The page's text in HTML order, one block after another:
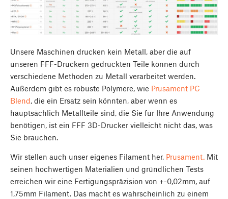
Unsere Maschinen drucken kein Metall, aber die auf
unseren FFF-Druckern gedruckten Teile können durch
verschiedene Methoden zu Metall verarbeitet werden.
Außerdem gibt es robuste Polymere, wie Prusament PC
Blend, die ein Ersatz sein könnten, aber wenn es
hauptsächlich Metallteile sind, die Sie für Ihre Anwendung
benötigen, ist ein FFF 3D-Drucker vielleicht nicht das, was
Sie brauchen.
Wir stellen auch unser eigenes Filament her, Prusament. Mit
seinen hochwertigen Materialien und gründlichen Tests
erreichen wir eine Fertigungspräzision von +-0,02mm, auf
1,75mm Filament. Das macht es wahrscheinlich zu einem